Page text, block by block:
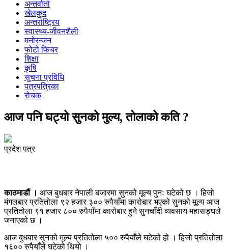
अन्तर्वार्ता
खेलकुद
अन्तर्राष्ट्रिय
स्वास्थ्य-जीवनशैली
मनोरन्जन
फोटो फिचर
शिक्षा
कृषि
सुचना प्रविधि
पत्रपत्रिका
रोचक
आज पनि घट्यो सुनको मुल्य, तोलाको कति ?
प्रदेश पत्र
काठमाडौं । आज बुधबार नेपाली बजारमा सुनको मूल्य पुनः घटेको छ । हिजो
मंगलबार प्रतितोला ९२ हजार ३०० रुपैयाँमा कारोबार भएको सुनको मूल्य आज
प्रतितोला ९१ हजार ८०० रुपैयाँमा कारोबार हुने सुनचाँदी व्यवसाय महासङ्घले
जनाएको छ ।
आज बुधबार सुनको मूल्य प्रतितोला ५०० रुपैयाँले घटेको हो । हिजो प्रतितोला
१६०० रुपैयाँले घटेको थियो ।